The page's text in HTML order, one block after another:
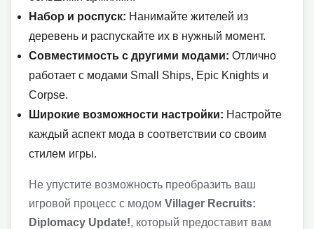
Набор и роспуск: Нанимайте жителей из
деревень и распускайте их в нужный момент.
Совместимость с другими модами: Отлично
работает с модами Small Ships, Epic Knights и
Corpse.
Широкие возможности настройки: Настройте
каждый аспект мода в соответствии со своим
стилем игры.
Не упустите возможность преобразить ваш
игровой процесс с модом Villager Recruits:
Diplomacy Update!, который предоставит вам